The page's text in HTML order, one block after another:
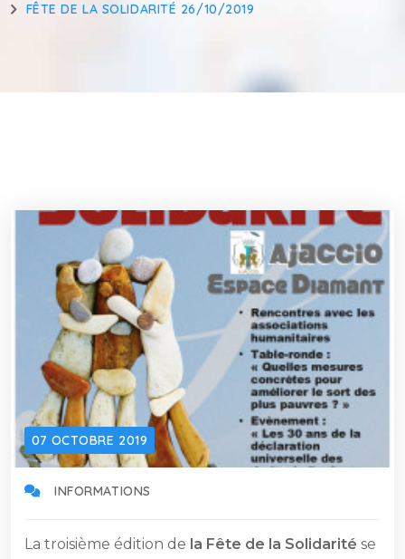
FÊTE DE LA SOLIDARITÉ 26/10/2019
07 OCTOBRE 2019
INFORMATIONS
La troisième édition de la Fête de la Solidarité se